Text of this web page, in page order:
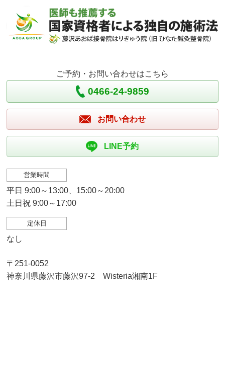
ご予約・お問い合わせはこちら
0466-24-9859
お問い合わせ
LINE予約
営業時間
平日 9:00～13:00、15:00～20:00
土日祝 9:00～17:00
定休日
なし
〒251-0052
神奈川県藤沢市藤沢97-2 Wisteria湘南1F